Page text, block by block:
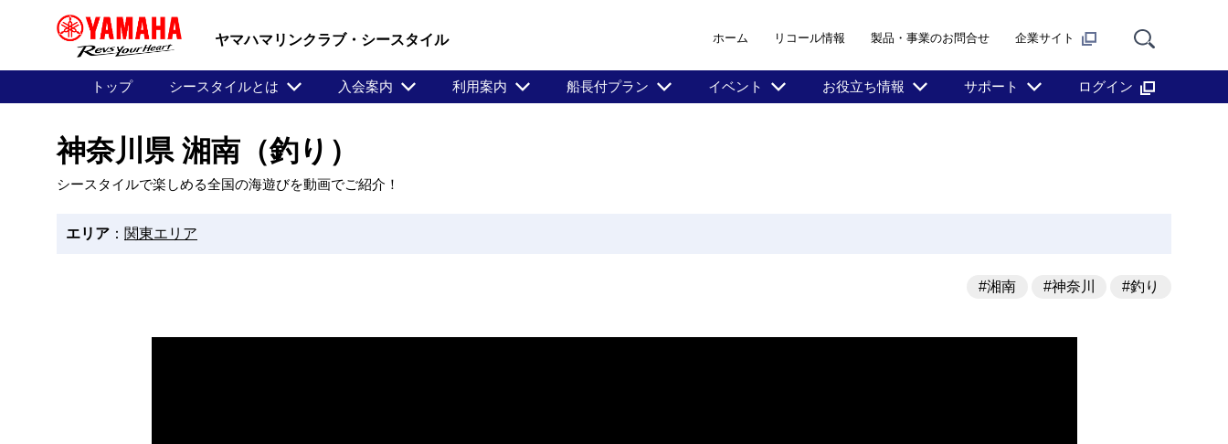
ヤマハマリンクラブ・シースタイル ホーム リコール情報 製品・事業のお問合せ 企業サイト
トップ シースタイルとは 入会案内 利用案内 船長付プラン イベント お役立ち情報 サポート ログイン
神奈川県 湘南（釣り）
シースタイルで楽しめる全国の海遊びを動画でご紹介！
エリア ： 関東エリア
#湘南 #神奈川 #釣り